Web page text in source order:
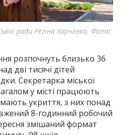
ради Регіна Харченко. Фото:
розпочнуть близько 36
дві тисячі дітей
Секретарка міської
у місті працюють
мають укриття, з них понад
8-годинний робочий
змішаний формат